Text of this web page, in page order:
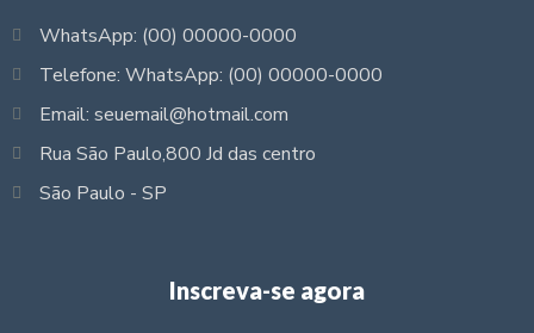
WhatsApp: (00) 00000-0000
Telefone: WhatsApp: (00) 00000-0000
Email: seuemail@hotmail.com
Rua São Paulo,800 Jd das centro
São Paulo - SP
Inscreva-se agora